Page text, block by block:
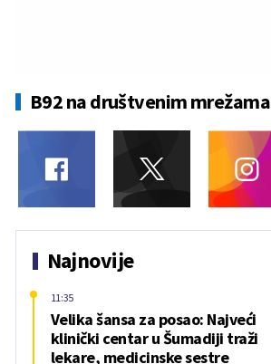
B92 na društvenim mrežama
Najnovije
Velika šansa za posao: Najveći
klinički centar u Šumadiji traži
lekare, medicinske sestre
11:35